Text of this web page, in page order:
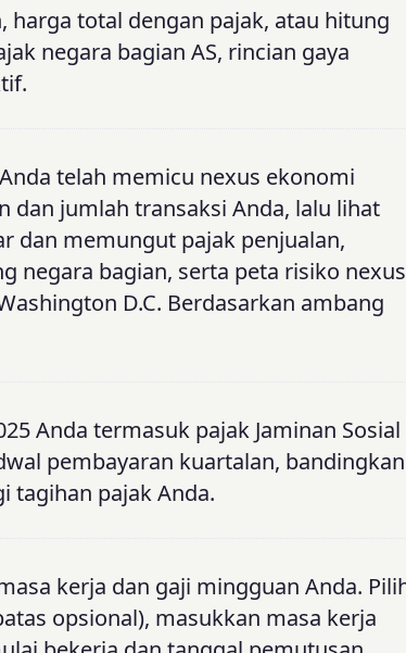
harga total dengan pajak, atau hitung
negara bagian AS, rincian gaya
telah memicu nexus ekonomi
dan jumlah transaksi Anda, lalu lihat
dan memungut pajak penjualan,
negara bagian, serta peta risiko nexus
D.C. Berdasarkan ambang
Anda termasuk pajak Jaminan Sosial
pembayaran kuartalan, bandingkan
tagihan pajak Anda.
kerja dan gaji mingguan Anda.
opsional), masukkan masa kerja